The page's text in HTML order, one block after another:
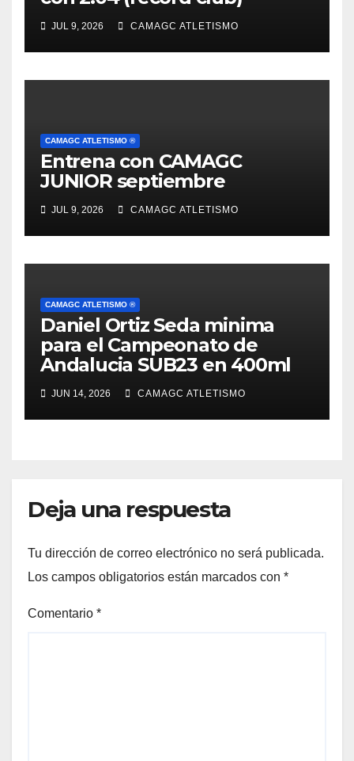
JUL 9, 2026 CAMAGC ATLETISMO
CAMAGC ATLETISMO ®
Entrena con CAMAGC
JUNIOR septiembre
JUL 9, 2026 CAMAGC ATLETISMO
CAMAGC ATLETISMO ®
Daniel Ortiz Seda minima
para el Campeonato de
Andalucia SUB23 en 400ml
JUN 14, 2026 CAMAGC ATLETISMO
Deja una respuesta
Tu dirección de correo electrónico no será publicada.
Los campos obligatorios están marcados con *
Comentario *